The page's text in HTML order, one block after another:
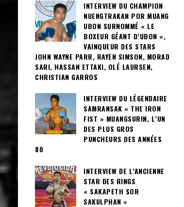
INTERVIEW DU CHAMPION
NUENGTRAKAN POR MUANG
UBON SURNOMMÉ « LE
BOXEUR GÉANT D’UBON »,
VAINQUEUR DES STARS
JOHN WAYNE PARR, RAYEN SIMSON, MORAD
SARI, HASSAN ETTAKI, OLÉ LAURSEN,
CHRISTIAN GARROS
INTERVIEW DU LÉGENDAIRE
SAMRANSAK « THE IRON
FIST » MUANGSURIN, L’UN
DES PLUS GROS
PUNCHEURS DES ANNÉES
80
INTERVIEW DE L’ANCIENNE
STAR DES RINGS
« SAKAPETH SOR
SAKULPHAN »